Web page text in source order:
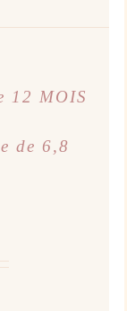
12 MOIS
de 6,8